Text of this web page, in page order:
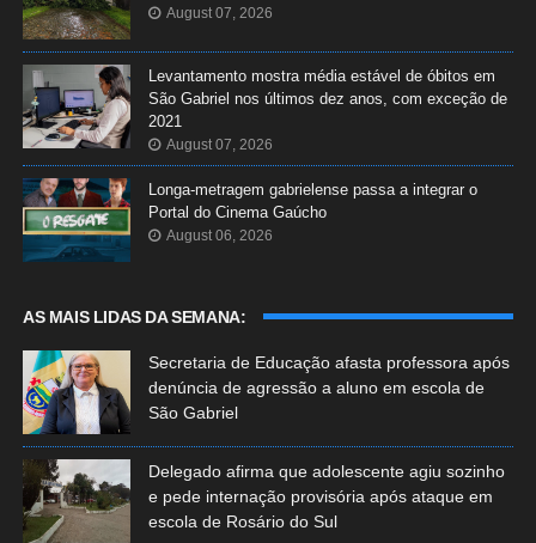
August 07, 2026
Levantamento mostra média estável de óbitos em
São Gabriel nos últimos dez anos, com exceção de
2021
August 07, 2026
Longa-metragem gabrielense passa a integrar o
Portal do Cinema Gaúcho
August 06, 2026
AS MAIS LIDAS DA SEMANA:
Secretaria de Educação afasta professora após
denúncia de agressão a aluno em escola de
São Gabriel
Delegado afirma que adolescente agiu sozinho
e pede internação provisória após ataque em
escola de Rosário do Sul